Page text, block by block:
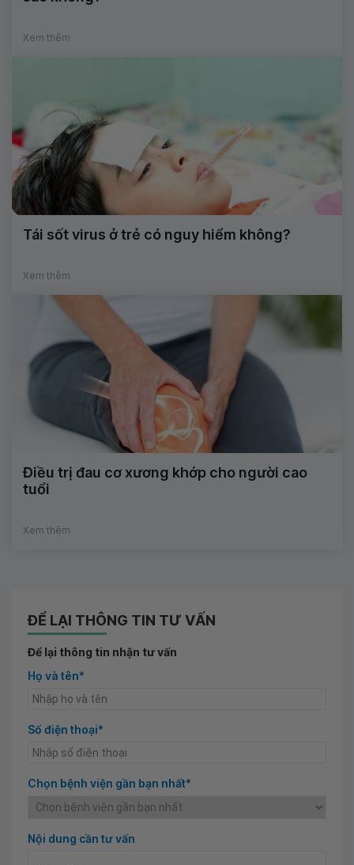
Xem thêm
Tái sốt virus ở trẻ có nguy hiểm không?
Xem thêm
Điều trị đau cơ xương khớp cho người cao
tuổi
Xem thêm
ĐỂ LẠI THÔNG TIN TƯ VẤN
Để lại thông tin nhận tư vấn
Họ và tên*
Số điện thoại*
Chọn bệnh viện gần bạn nhất*
Nội dung cần tư vấn